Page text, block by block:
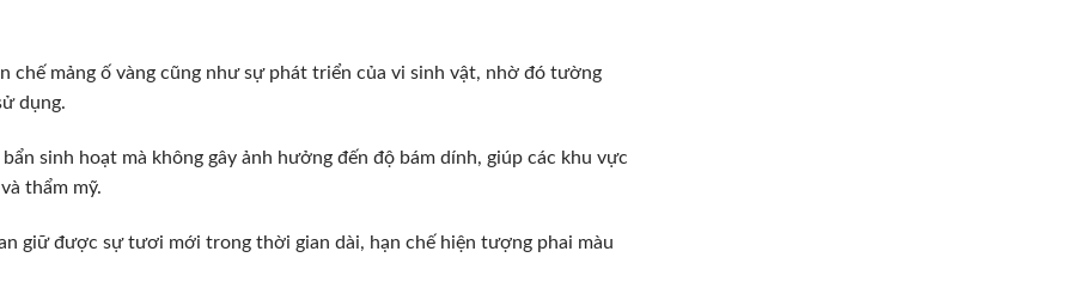
chế mảng ố vàng cũng như sự phát triển của vi sinh vật, nhờ đó tường
dụng.
sinh hoạt mà không gây ảnh hưởng đến độ bám dính, giúp các khu vực
thẩm mỹ.
giữ được sự tươi mới trong thời gian dài, hạn chế hiện tượng phai màu